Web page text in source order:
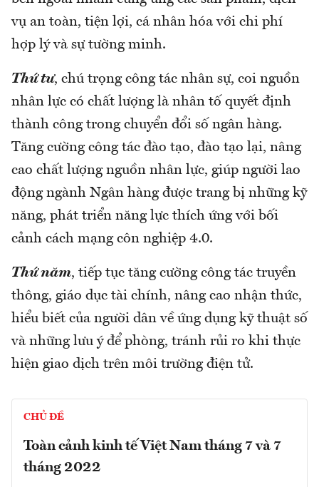
vụ an toàn, tiện lợi, cá nhân hóa với chi phí
hợp lý và sự tường minh.
Thứ tư, chú trọng công tác nhân sự, coi nguồn
nhân lực có chất lượng là nhân tố quyết định
thành công trong chuyển đổi số ngân hàng.
Tăng cường công tác đào tạo, đào tạo lại, nâng
cao chất lượng nguồn nhân lực, giúp người lao
động ngành Ngân hàng được trang bị những kỹ
năng, phát triển năng lực thích ứng với bối
cảnh cách mạng côn nghiệp 4.0.
Thứ năm, tiếp tục tăng cường công tác truyền
thông, giáo dục tài chính, nâng cao nhận thức,
hiểu biết của người dân về ứng dụng kỹ thuật số
và những lưu ý để phòng, tránh rủi ro khi thực
hiện giao dịch trên môi trường điện tử.
CHỦ ĐỀ
Toàn cảnh kinh tế Việt Nam tháng 7 và 7
tháng 2022